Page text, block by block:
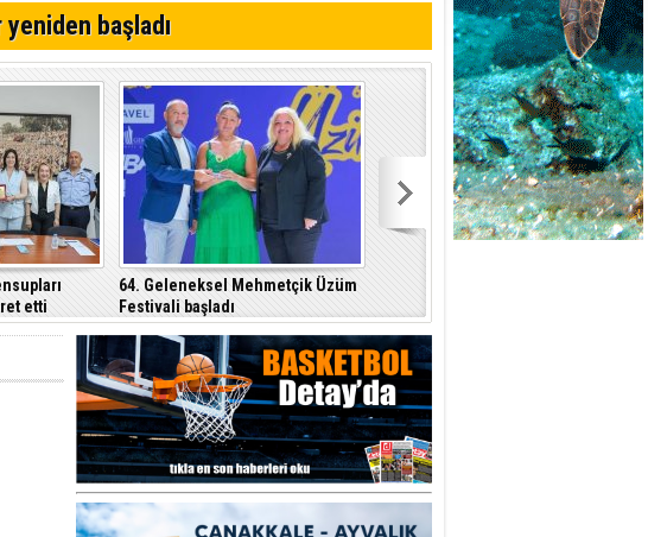
gün bitmiştir"
yeniden başladı
etti
64. Geleneksel Mehmetçik Üzüm
Festivali başladı